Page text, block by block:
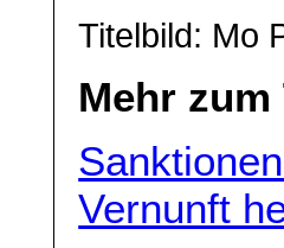
Titelbild: Mo
Mehr zum
Vernunft